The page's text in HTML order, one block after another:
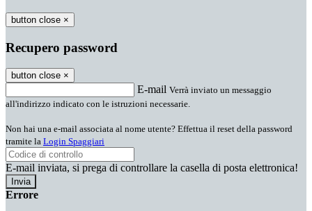
button close ×
Recupero password
button close ×
E-mail Verrà inviato un messaggio
all'indirizzo indicato con le istruzioni necessarie.
Non hai una e-mail associata al nome utente? Effettua il reset della password
tramite la Login Spaggiari
E-mail inviata, si prega di controllare la casella di posta elettronica!
Errore